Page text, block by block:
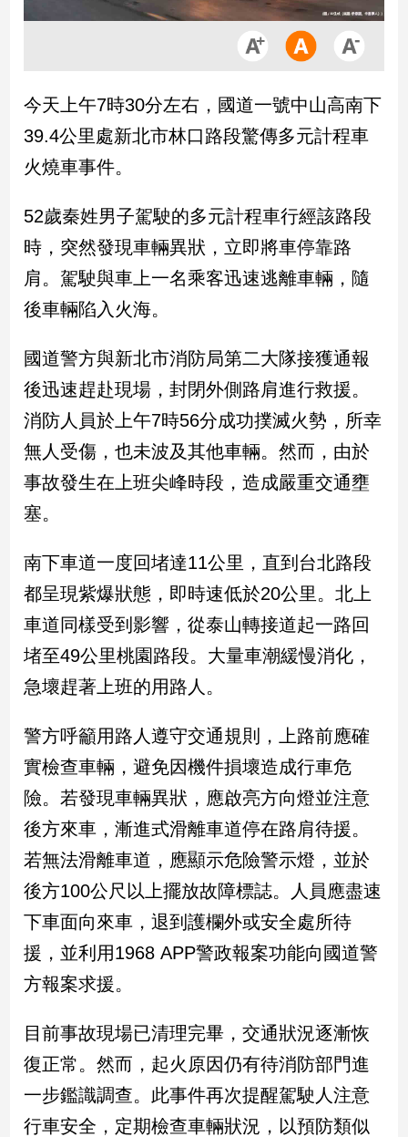
品
政
治
政
治
點
品
點
民
調
國
會
焦
觀
岸/
國
際
社
地
方
冠
病
毒
區
南
台
灣
觀
台
灣
觀
今天上午7時30分左右，國道一號中山高南下
39.4公里處新北市林口路段驚傳多元計程車
火燒車事件。
52歲秦姓男子駕駛的多元計程車行經該路段
時，突然發現車輛異狀，立即將車停靠路
肩。駕駛與車上一名乘客迅速逃離車輛，隨
後車輛陷入火海。
國道警方與新北市消防局第二大隊接獲通報
後迅速趕赴現場，封閉外側路肩進行救援。
消防人員於上午7時56分成功撲滅火勢，所幸
無人受傷，也未波及其他車輛。然而，由於
事故發生在上班尖峰時段，造成嚴重交通壅
塞。
南下車道一度回堵達11公里，直到台北路段
都呈現紫爆狀態，即時速低於20公里。北上
車道同樣受到影響，從泰山轉接道起一路回
堵至49公里桃園路段。大量車潮緩慢消化，
急壞趕著上班的用路人。
警方呼籲用路人遵守交通規則，上路前應確
實檢查車輛，避免因機件損壞造成行車危
險。若發現車輛異狀，應啟亮方向燈並注意
後方來車，漸進式滑離車道停在路肩待援。
若無法滑離車道，應顯示危險警示燈，並於
後方100公尺以上擺放故障標誌。人員應盡速
下車面向來車，退到護欄外或安全處所待
援，並利用1968 APP警政報案功能向國道警
方報案求援。
目前事故現場已清理完畢，交通狀況逐漸恢
復正常。然而，起火原因仍有待消防部門進
一步鑑識調查。此事件再次提醒駕駛人注意
行車安全，定期檢查車輛狀況，以預防類似